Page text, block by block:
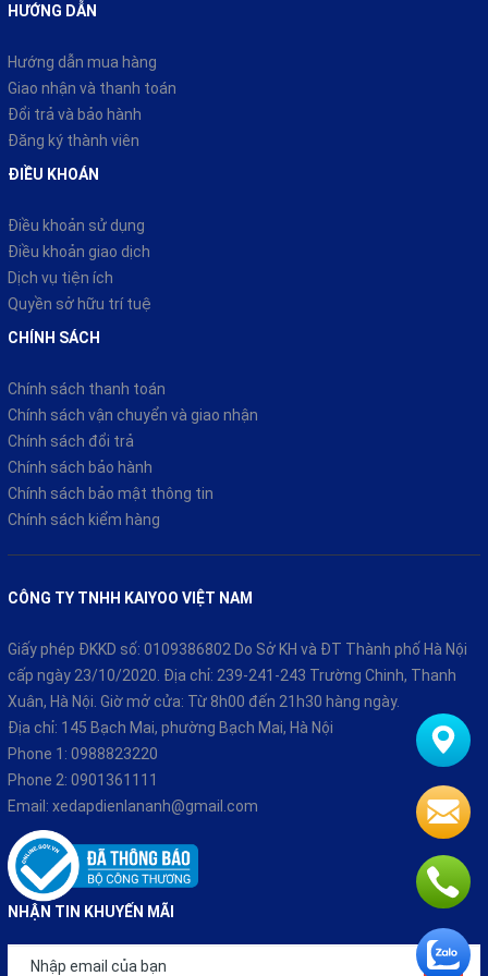
Đây là giải pháp cực kỳ tiện lợi cho học sinh, sinh viên thường
sự chủ động.Bên cạnh đó, xe còn được thiết kế với
chân rộng rãi, mang lại cảm giác thoải mái và an toàn khi sử
dụng, đặc biệt trong những chuyến đi dài. Với những tiện ích
thông minh này, SUNOO trở thành lựa chọn lý tưởng cho nhu
cầu di chuyển hàng ngày.
Động Cơ Mạnh Mẽ – Vận Hành Êm, Bền Bỉ
OSAKAR SUNOO được trang bịđộng cơ công suất lên đến
1000W , cho khả năng vận hành mượt mà, mạnh mẽ và bền bỉ.
, có thể hoạt
cực kỳ an tâm
Mua trả góp
Câu hỏi thường gặp
Liên hệ
Thông tin đăng ký bảo hành
Trang thông tin
HƯỚNG DẪN
Hướng dẫn mua hàng
Giao nhận và thanh toán
Đổi trả và bảo hành
Đăng ký thành viên
ĐIỀU KHOÁN
Điều khoản sử dụng
Điều khoản giao dịch
Dịch vụ tiện ích
Quyền sở hữu trí tuệ
CHÍNH SÁCH
Chính sách đổi trả
Chính sách bảo mật thông tin
Chính sách kiểm hàng
CÔNG TY TNHH KAIYOO VIỆT NAM
Giấy phép ĐKKD số: 0109386802 Do Sở KH và ĐT Thành phố Hà Nội
cấp ngày 23/10/2020. Địa chỉ: 239-241-243 Trường Chinh, Thanh
Xuân, Hà Nội. Giờ mở cửa: Từ 8h00 đến 21h30 hàng ngày.
Địa chỉ: 145 Bạch Mai, phường Bạch Mai, Hà Nội
Phone 1: 0988823220
Email:xedapdienlananh@gmail.com